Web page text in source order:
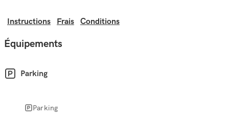
Instructions Frais Conditions
Équipements
Parking
Parking